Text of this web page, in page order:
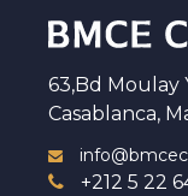
63,Bd Moulay
Casablanca,
+212 5 22